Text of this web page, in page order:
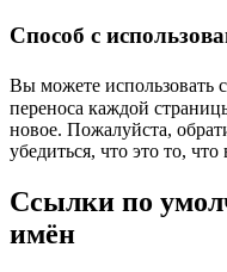
Способ с
Вы можете использовать
переноса каждой
новое. Пожалуйста,
убедиться, что это то,
Ссылки по
имён